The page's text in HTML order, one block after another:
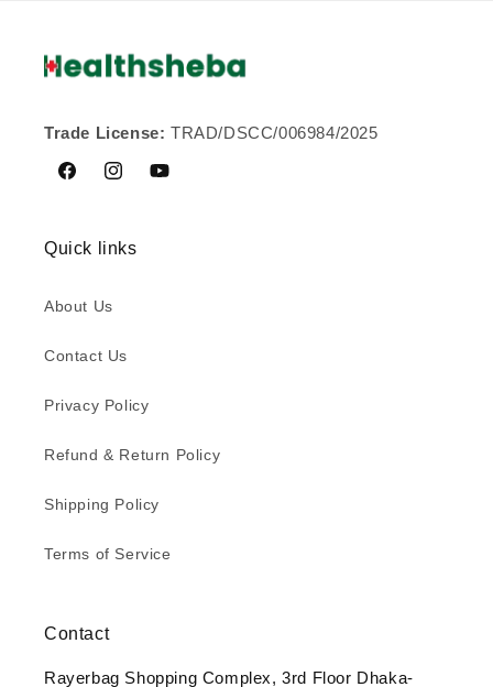
Trade License: TRAD/DSCC/006984/2025
FacebookInstagramYouTube
Quick links
About Us
Contact Us
Privacy Policy
Refund & Return Policy
Shipping Policy
Terms of Service
Contact
Rayerbag Shopping Complex, 3rd Floor Dhaka-